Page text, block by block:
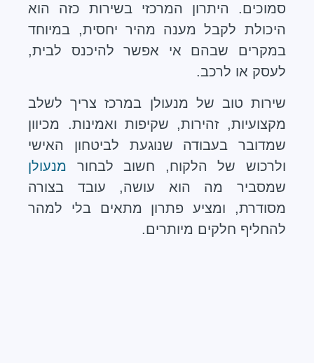
סמוכים. היתרון המרכזי בשירות כזה הוא
היכולת לקבל מענה מהיר יחסית, במיוחד
במקרים שבהם אי אפשר להיכנס לבית,
לעסק או לרכב.
שירות טוב של מנעולן במרכז צריך לשלב
מקצועיות, זהירות, שקיפות ואמינות. מכיוון
שמדובר בעבודה שנוגעת לביטחון האישי
ולרכוש של הלקוח, חשוב לבחור מנעולן
שמסביר מה הוא עושה, עובד בצורה
מסודרת, ומציע פתרון מתאים בלי למהר
להחליף חלקים מיותרים.